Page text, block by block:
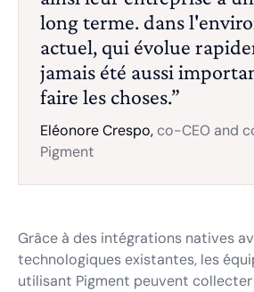
long terme. dans
actuel, qui évolue
jamais été aussi
faire les choses.”
Eléonore Crespo,co-CEO and
Pigment
Grâce à des intégrations natives
technologiques existantes, les
utilisant Pigment peuvent